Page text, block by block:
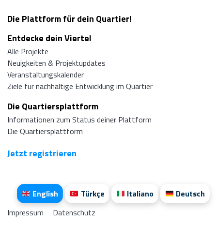
Die Plattform für dein Quartier!
Entdecke dein Viertel
Alle Projekte
Neuigkeiten & Projektupdates
Veranstaltungskalender
Ziele für nachhaltige Entwicklung im Quartier
Die Quartiersplattform
Informationen zum Status deiner Plattform
Die Quartiersplattform
Jetzt registrieren
Impressum Datenschutz
English Türkçe Italiano Deutsch